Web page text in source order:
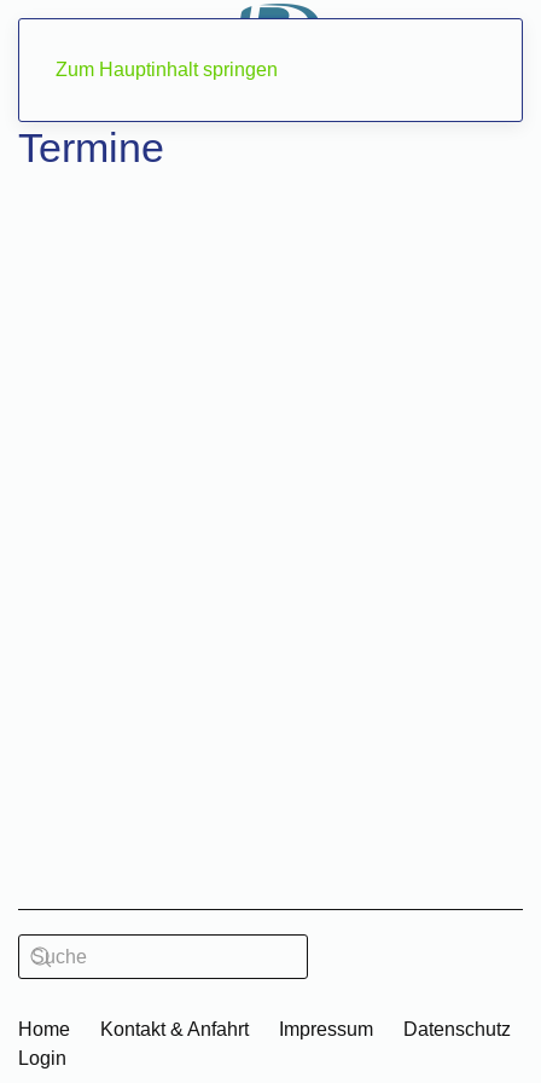
Zum Hauptinhalt springen
Termine
Home Kontakt & Anfahrt Impressum
Datenschutz
Login